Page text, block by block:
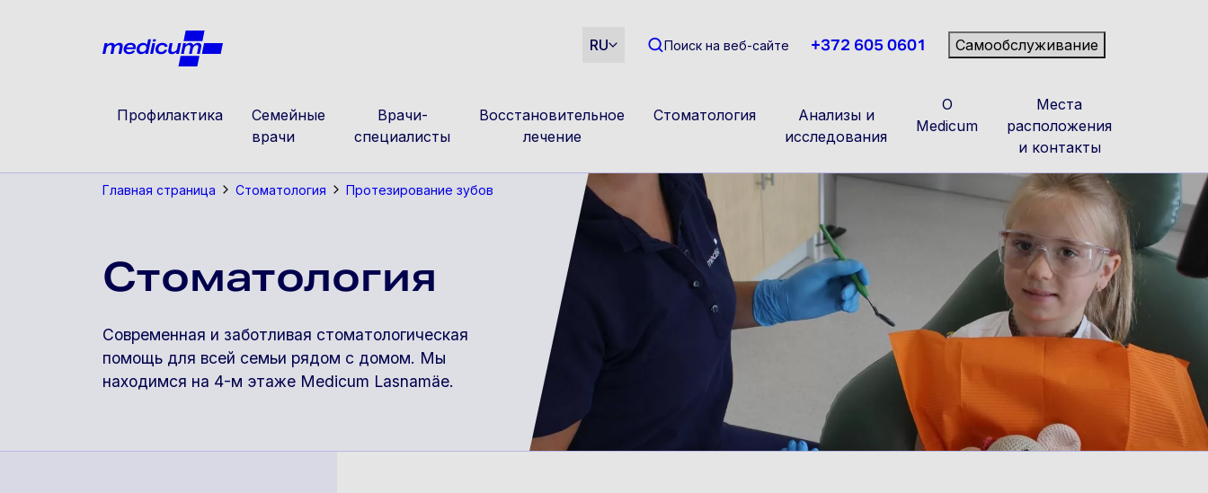
Medicum RU Поиск на веб-сайте +372 605 0601 Самообслуживание
Профилактика
Семейные
врачи
Врачи-
специалисты
Восстановительное
лечение
Стоматология
Анализы и
исследования
О
Medicum
Места
расположения
и контакты
Главная страница Стоматология Протезирование зубов
Стоматология
Современная и заботливая стоматологическая
помощь для всей семьи рядом с домом. Мы
находимся на 4-м этаже Medicum Lasnamäe.